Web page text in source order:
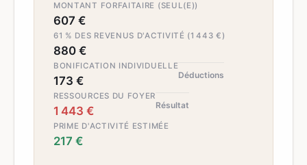
MONTANT FORFAITAIRE (SEUL(E))
607 €
61 % DES REVENUS D'ACTIVITÉ (1 443 €)
880 €
BONIFICATION INDIVIDUELLE
173 € Déductions
RESSOURCES DU FOYER
1 443 € Résultat
PRIME D'ACTIVITÉ ESTIMÉE
217 €